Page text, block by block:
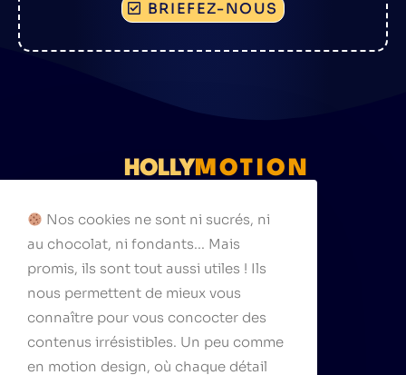
BRIEFEZ-NOUS
HOLLYMOTION
111 rue Cardinet
hello@hollymotion.com
Suivez-nous
Nos cookies ne sont ni sucrés, ni
au chocolat, ni fondants... Mais
promis, ils sont tout aussi utiles ! Ils
nous permettent de mieux vous
connaître pour vous concocter des
contenus irrésistibles. Un peu comme
en motion design, où chaque détail